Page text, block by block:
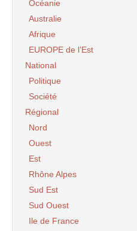
Océanie
Australie
Afrique
EUROPE de l’Est
National
Politique
Société
Régional
Nord
Ouest
Est
Rhône Alpes
Sud Est
Sud Ouest
Ile de France